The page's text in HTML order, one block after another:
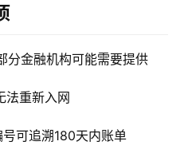
分金融机构可能需要提供
法重新入网
可追溯180天内账单